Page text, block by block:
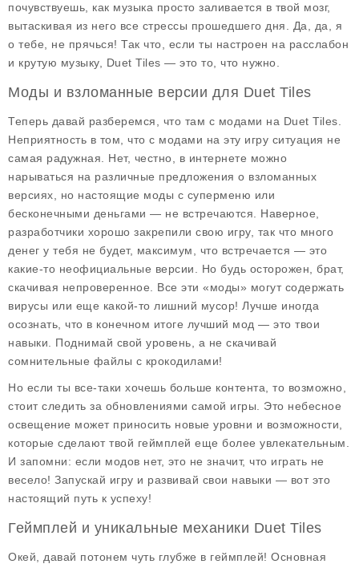
почувствуешь, как музыка просто заливается в твой мозг,
вытаскивая из него все стрессы прошедшего дня. Да, да, я
о тебе, не прячься! Так что, если ты настроен на расслабон
и крутую музыку, Duet Tiles — это то, что нужно.
Моды и взломанные версии для Duet Tiles
Теперь давай разберемся, что там с модами на Duet Tiles.
Неприятность в том, что с модами на эту игру ситуация не
самая радужная. Нет, честно, в интернете можно
нарываться на различные предложения о взломанных
версиях, но настоящие моды с суперменю или
бесконечными деньгами — не встречаются. Наверное,
разработчики хорошо закрепили свою игру, так что много
денег у тебя не будет, максимум, что встречается — это
какие-то неофициальные версии. Но будь осторожен, брат,
скачивая непроверенное. Все эти «моды» могут содержать
вирусы или еще какой-то лишний мусор! Лучше иногда
осознать, что в конечном итоге лучший мод — это твои
навыки. Поднимай свой уровень, а не скачивай
сомнительные файлы с крокодилами!
Но если ты все-таки хочешь больше контента, то возможно,
стоит следить за обновлениями самой игры. Это небесное
освещение может приносить новые уровни и возможности,
которые сделают твой геймплей еще более увлекательным.
И запомни: если модов нет, это не значит, что играть не
весело! Запускай игру и развивай свои навыки — вот это
настоящий путь к успеху!
Геймплей и уникальные механики Duet Tiles
Окей, давай потонем чуть глубже в геймплей! Основная